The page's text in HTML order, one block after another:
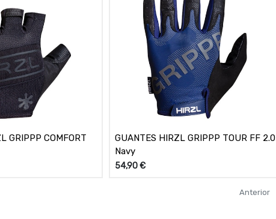
GRIPPP COMFORT
GUANTES HIRZL GRIPPP TOUR FF 2.0
Navy
54,90€
Anterior